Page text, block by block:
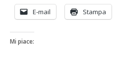
E-mail Stampa
Mi piace: